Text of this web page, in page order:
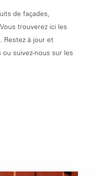
de façades,
trouverez ici les
Restez à jour et
suivez-nous sur les